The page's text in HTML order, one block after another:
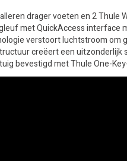
drager voeten en 2 Thule
met QuickAccess interface
verstoort luchtstroom om
creëert een uitzonderlijk
bevestigd met Thule One-